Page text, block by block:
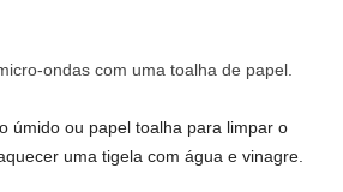
úmido ou papel toalha para limpar o
uma tigela com água e vinagre.